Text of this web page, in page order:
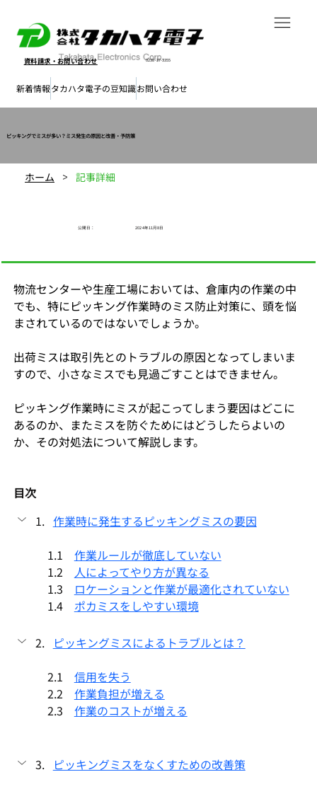
資料請求・ お問い合わせ 0238-37-3355
新着情報タカハタ電子の豆知識お問い合わせ
ピッキングでミスが多い？ミス発生の原因と改善・予防策
ホーム > 記事詳細
公開日​： 2024年11月8日
物流センターや生産工場においては、倉庫内の作業の中
でも、特にピッキング作業時のミス防止対策に、頭を悩
まされているのではないでしょうか。
出荷ミスは取引先とのトラブルの原因となってしまいま
すので、小さなミスでも見過ごすことはできません。
ピッキング作業時にミスが起こってしまう要因はどこに
あるのか、またミスを防ぐためにはどうしたらよいの
か、その対処法について解説します。
目次
作業時に発生するピッキングミスの要因
1.1 作業ルールが徹底していない
1.2 人によってやり方が異なる
1.3 ロケーションと作業が最適化されていない
1.4 ポカミスをしやすい環境
ピッキングミスによるトラブルとは？
2.1 信用を失う
2.2 作業負担が増える
2.3 作業のコストが増える
ピッキングミスをなくすための改善策